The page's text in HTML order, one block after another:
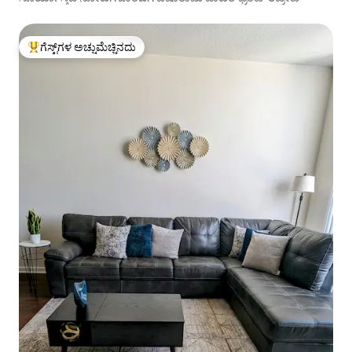
ಗೆಸ್ಟ್‌ಗಳಿಗೆ ಅತಿ ಹೆಚ್ಚು ಅಚ್ಚುಮೆಚ್ಚಿನದು
ಗೆಸ್ಟ್‌ಗಳ ಅಚ್ಚುಮೆಚ್ಚಿನದು